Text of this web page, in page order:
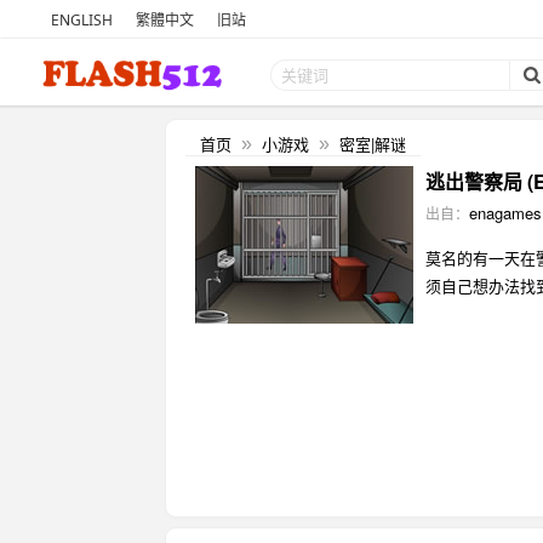
ENGLISH 繁體中文 旧站
首页 » 小游戏 » 密室|解谜
逃出警察局
出自： enagames
莫名的有一天在
须自己想办法找